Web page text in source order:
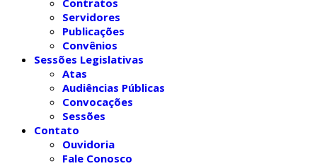
Servidores
Publicações
Convênios
Sessões Legislativas
Atas
Audiências Públicas
Convocações
Sessões
Contato
Ouvidoria
Fale Conosco